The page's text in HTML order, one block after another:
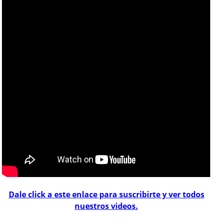
Dale click a este enlace para suscribirte y ver todos
nuestros videos.